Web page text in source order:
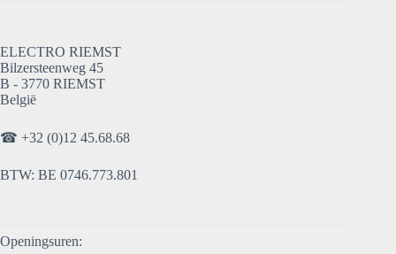
ELECTRO RIEMST
Bilzersteenweg 45
B - 3770 RIEMST
België
☎ +32 (0)12 45.68.68
BTW: BE 0746.773.801
Openingsuren: